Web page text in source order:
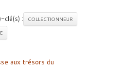
clé(s) :
COLLECTIONNEUR
aux trésors du